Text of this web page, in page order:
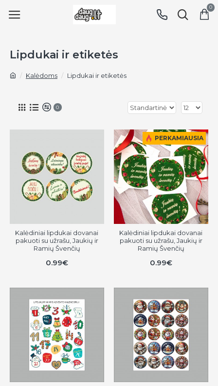
0
Kalėdoms Lipdukai ir etiketės
Lipdukai ir etiketės
0
Kalėdiniai lipdukai dovanai
pakuoti su užrašu, Jaukių ir
Ramių Švenčių
0.99€
PERKAMIAUSIA
Kalėdiniai lipdukai dovanai
pakuoti su užrašu, Jaukių ir
Ramių Švenčių
0.99€